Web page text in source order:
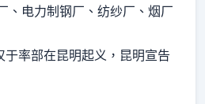
、电力制钢厂、纺纱厂、烟厂
率部在昆明起义，昆明宣告